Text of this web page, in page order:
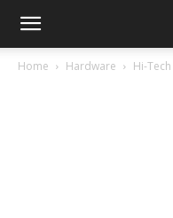
Home Hardware Hi-Tech